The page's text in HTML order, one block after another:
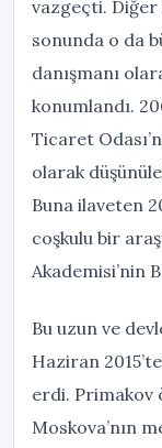
vazgeçti. Diğer
sonunda o da
danışmanı
konumlandı.
Ticaret
olarak
Buna ilaveten
coşkulu bir
Akademisi’nin
Bu uzun ve
Haziran
erdi. Primakov
Moskova’nın